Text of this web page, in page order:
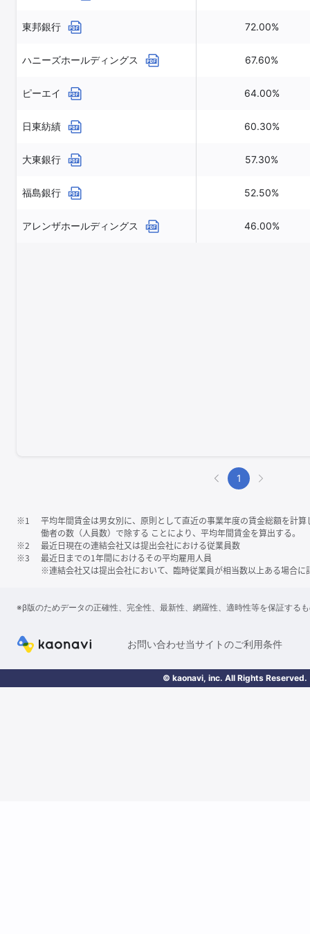
東邦銀行 72.00%
ハニーズホールディングス 67.60%
ピーエイ 64.00%
日東紡績 60.30%
大東銀行 57.30%
福島銀行 52.50%
アレンザホールディングス 46.00%
1
※1
平均年間賃金は男女別に、原則として直近の事業年度の賃金総額を計
働者の数（人員数）で除する ことにより、平均年間賃金を算出する。
※2
最近日現在の連結会社又は提出会社における従業員数
※3
最近日までの1年間におけるその平均雇用人員
※連結会社又は提出会社において、臨時従業員が相当数以上ある場合に
※β版のためデータの正確性、完全性、最新性、網羅性、適時性等を保証する
お問い合わせ当サイトのご利用条件
© kaonavi, inc. All Rights Reserved.